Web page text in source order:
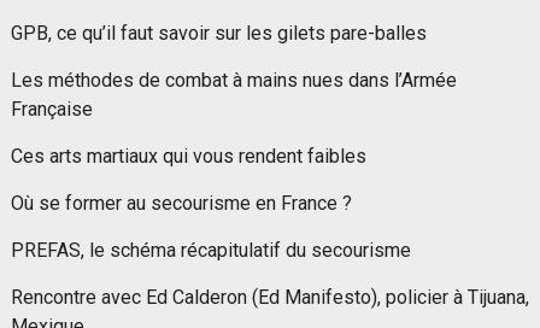
GPB, ce qu’il faut savoir sur les gilets pare-balles
Les méthodes de combat à mains nues dans l’Armée
Française
Ces arts martiaux qui vous rendent faibles
Où se former au secourisme en France ?
PREFAS, le schéma récapitulatif du secourisme
Rencontre avec Ed Calderon (Ed Manifesto), policier à Tijuana,